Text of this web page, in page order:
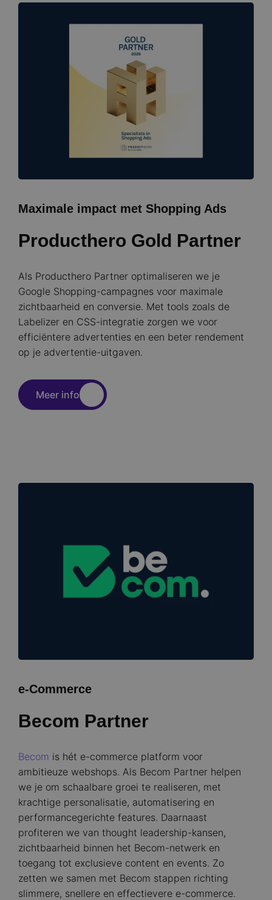
Maximale impact met Shopping Ads
Producthero Gold Partner
Als Producthero Partner optimaliseren we je
Google Shopping-campagnes voor maximale
zichtbaarheid en conversie. Met tools zoals de
Labelizer en CSS-integratie zorgen we voor
efficiëntere advertenties en een beter rendement
op je advertentie-uitgaven.
Meer info
e-Commerce
Becom Partner
Becom is hét e-commerce platform voor
ambitieuze webshops. Als Becom Partner helpen
we je om schaalbare groei te realiseren, met
krachtige personalisatie, automatisering en
performancegerichte features. Daarnaast
profiteren we van thought leadership-kansen,
zichtbaarheid binnen het Becom-netwerk en
toegang tot exclusieve content en events. Zo
zetten we samen met Becom stappen richting
slimmere, snellere en effectievere e-commerce.